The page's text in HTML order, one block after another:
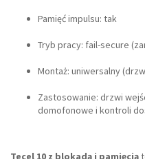
Pamięć impulsu: tak
Tryb pracy: fail-secure
Montaż: uniwersalny
Zastosowanie: drzwi
domofonowe i kontroli
Tecel 10 z blokadą i pamięcią